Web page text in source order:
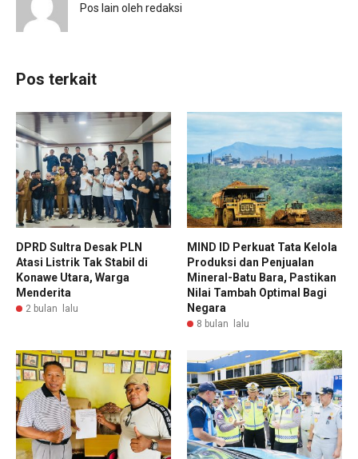
Pos lain oleh redaksi
Pos terkait
DPRD Sultra Desak PLN
Atasi Listrik Tak Stabil di
Konawe Utara, Warga
Menderita
2 bulan lalu
MIND ID Perkuat Tata Kelola
Produksi dan Penjualan
Mineral-Batu Bara, Pastikan
Nilai Tambah Optimal Bagi
Negara
8 bulan lalu